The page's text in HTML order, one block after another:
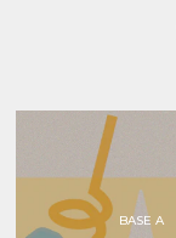
BASE A